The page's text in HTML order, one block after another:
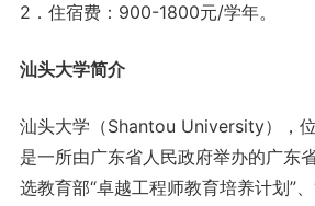
2．住宿费：900-1800元/学年。
汕头大学简介
汕头大学（Shantou University），
是一所由广东省人民政府举办的广东
选教育部“卓越工程师教育培养计划”